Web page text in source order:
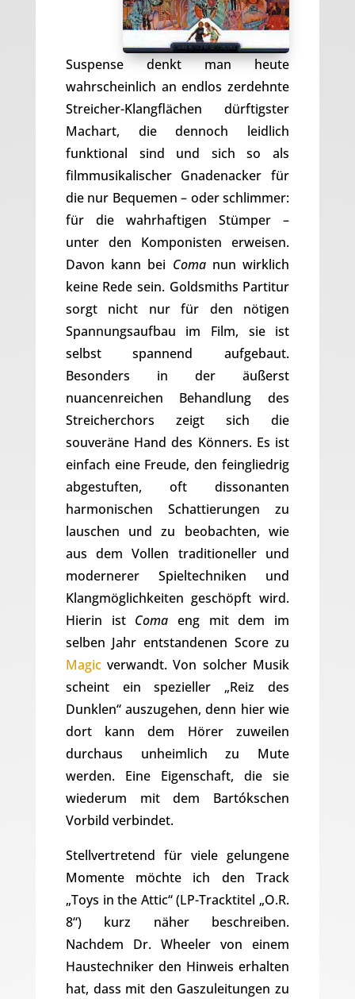
Suspense denkt man heute
wahrscheinlich an endlos zerdehnte
Streicher-Klangflächen dürftigster
Machart, die dennoch leidlich
funktional sind und sich so als
filmmusikalischer Gnadenacker für
die nur Bequemen – oder schlimmer:
für die wahrhaftigen Stümper –
unter den Komponisten erweisen.
Davon kann bei Comanun wirklich
keine Rede sein. Goldsmiths Partitur
sorgt nicht nur für den nötigen
Spannungsaufbau im Film, sie ist
selbst spannend aufgebaut.
Besonders in der äußerst
nuancenreichen Behandlung des
Streicherchors zeigt sich die
souveräne Hand des Könners. Es ist
einfach eine Freude, den feingliedrig
abgestuften, oft dissonanten
harmonischen Schattierungen zu
lauschen und zu beobachten, wie
aus dem Vollen traditioneller und
modernerer Spieltechniken und
Klangmöglichkeiten geschöpft wird.
Hierin ist Coma eng mit dem im
selben Jahr entstandenen Score zu
Magicverwandt. Von solcher Musik
scheint ein spezieller „Reiz des
Dunklen“ auszugehen, denn hier wie
dort kann dem Hörer zuweilen
durchaus unheimlich zu Mute
werden. Eine Eigenschaft, die sie
wiederum mit dem Bartókschen
Vorbild verbindet.
Stellvertretend für viele gelungene
Momente möchte ich den Track
„Toys in the Attic“ (LP-Tracktitel „O.R.
8“) kurz näher beschreiben.
Nachdem Dr. Wheeler von einem
Haustechniker den Hinweis erhalten
hat, dass mit den Gaszuleitungen zu